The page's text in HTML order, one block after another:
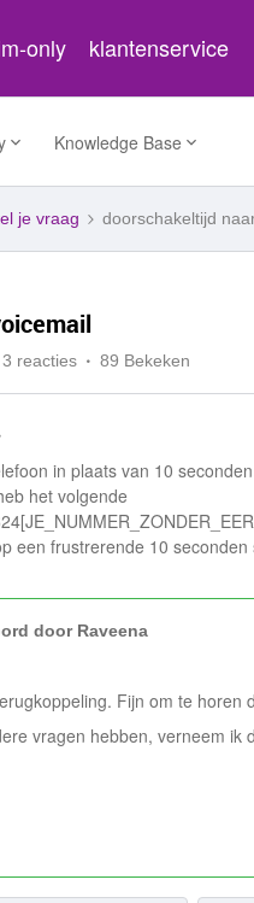
only klantenservice
Knowledge Base
je vraag doorschakeltijd
3 reacties 89 Bekeken
in plaats van 10
het volgende
een frustrerende 10 seconden
doorRaveena
Fijn om te horen
vragen hebben, verneem ik